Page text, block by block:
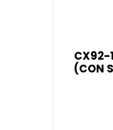
CX92-
(CON